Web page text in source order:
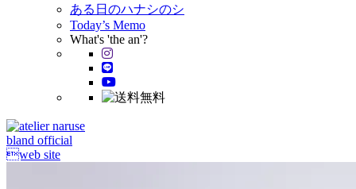
ある日のハナシのシ
Today’s Memo
What's 'the an'?
bland official
web site